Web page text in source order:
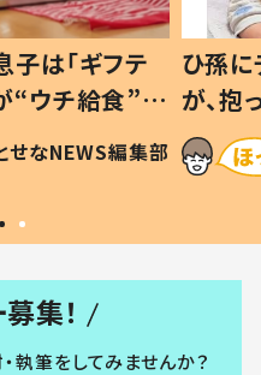
子は「ギフテ
“ウチ給食”を
は #令和の親
せなNEWS編集部
ひ孫
が、
「涙が
い」
集！
執筆をしてみませんか？